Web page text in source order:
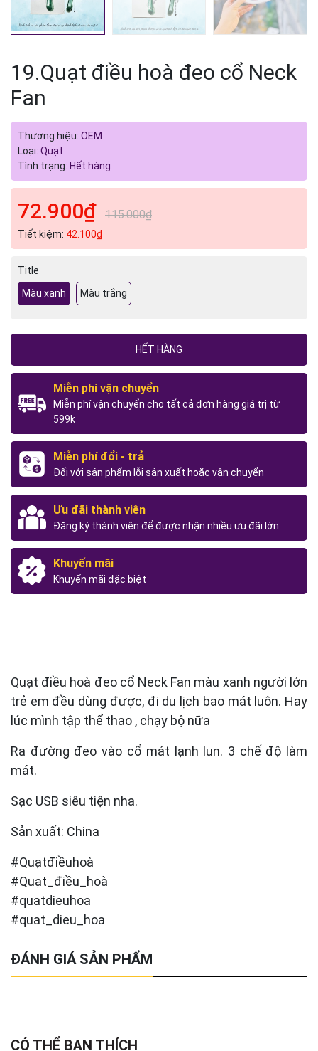
19.Quạt điều hoà đeo cổ Neck
Fan
Thương hiệu: OEM
Loại: Quạt
Tình trạng: Hết hàng
72.900₫ 115.000₫
Tiết kiệm: 42.100₫
Title
Màu xanh
Màu trắng
HẾT HÀNG
Miễn phí vận chuyển
Miễn phí vận chuyển cho tất cả đơn hàng giá trị từ
599k
Miễn phí đổi - trả
Đối với sản phẩm lỗi sản xuất hoặc vận chuyển
Ưu đãi thành viên
Đăng ký thành viên để được nhận nhiều ưu đãi lớn
Khuyến mãi
Khuyến mãi đặc biệt
Quạt điều hoà đeo cổ Neck Fan màu xanh người lớn
trẻ em đều dùng được, đi du lịch bao mát luôn. Hay
lúc mình tập thể thao , chạy bộ nữa
Ra đường đeo vào cổ mát lạnh lun. 3 chế độ làm
mát.
Sạc USB siêu tiện nha.
Sản xuất: China
#Quạtđiềuhoà
#Quạt_điều_hoà
#quatdieuhoa
#quat_dieu_hoa
ĐÁNH GIÁ SẢN PHẨM
CÓ THỂ BẠN THÍCH